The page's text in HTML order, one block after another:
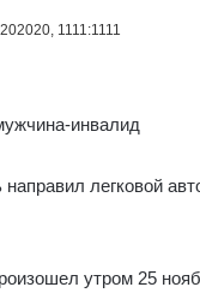
1111:1111
инвалид
легковой
утром 25